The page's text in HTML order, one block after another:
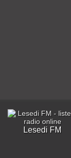
Lesedi FM